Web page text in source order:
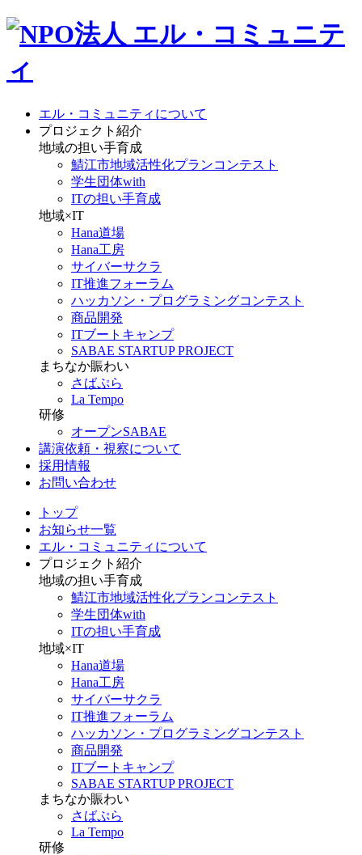
エル・コミュニティについて
プロジェクト紹介
地域の担い手育成
鯖江市地域活性化プランコンテスト
学生団体with
ITの担い手育成
地域×IT
Hana道場
Hana工房
サイバーサクラ
IT推進フォーラム
ハッカソン・プログラミングコンテスト
商品開発
ITブートキャンプ
SABAE STARTUP PROJECT
まちなか賑わい
さばぷら
La Tempo
研修
オープンSABAE
講演依頼・視察について
採用情報
お問い合わせ
トップ
お知らせ一覧
エル・コミュニティについて
プロジェクト紹介
地域の担い手育成
鯖江市地域活性化プランコンテスト
学生団体with
ITの担い手育成
地域×IT
Hana道場
Hana工房
サイバーサクラ
IT推進フォーラム
ハッカソン・プログラミングコンテスト
商品開発
ITブートキャンプ
SABAE STARTUP PROJECT
まちなか賑わい
さばぷら
La Tempo
研修